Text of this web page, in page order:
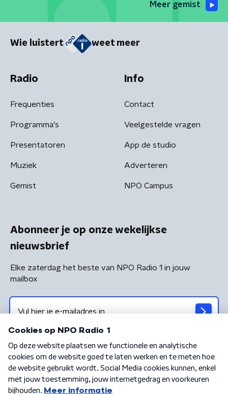
Meer gemist
Wie luistert weet meer
Radio
Frequenties
Programma's
Presentatoren
Muziek
Gemist
Info
Contact
Veelgestelde vragen
App de studio
Adverteren
NPO Campus
Abonneer je op onze wekelijkse
nieuwsbrief
Elke zaterdag het beste van NPO Radio 1 in jouw
mailbox
Algemene voorwaarden